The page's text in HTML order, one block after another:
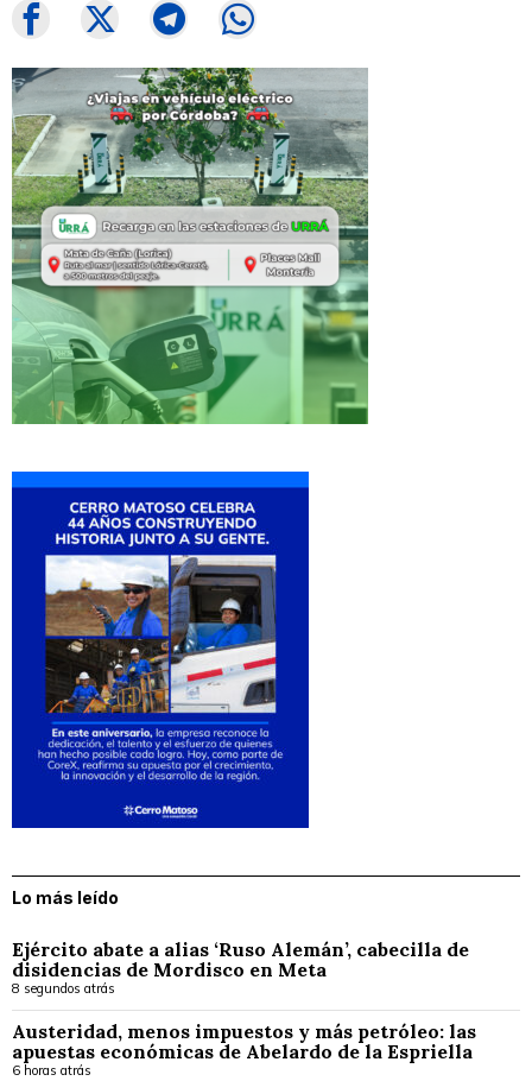
Lo más leído
Ejército abate a alias ‘Ruso Alemán’, cabecilla de
disidencias de Mordisco en Meta
8 segundos atrás
Austeridad, menos impuestos y más petróleo: las
apuestas económicas de Abelardo de la Espriella
6 horas atrás